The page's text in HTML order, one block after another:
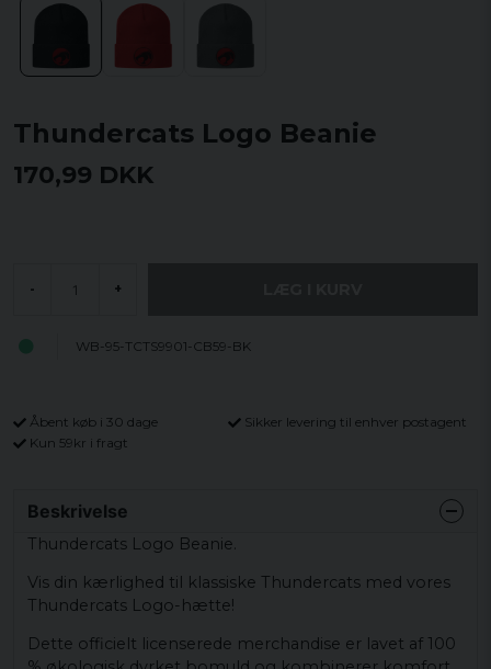
Thundercats Logo Beanie
170,99 DKK
- +
WB-95-TCTS9901-CB59-BK
Åbent køb i 30 dage
Sikker levering til enhver postagent
Kun 59kr i fragt
Beskrivelse
Thundercats Logo Beanie.
Vis din kærlighed til klassiske Thundercats med vores
Thundercats Logo-hætte!
Dette officielt licenserede merchandise er lavet af 100